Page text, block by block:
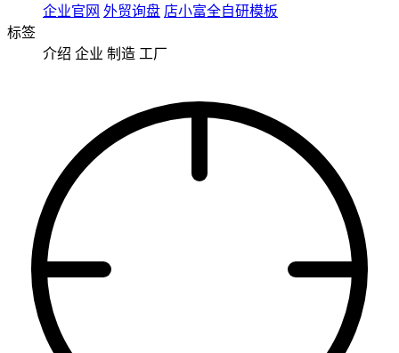
企业官网 外贸询盘 店小富全自研模板
标签
介绍 企业 制造 工厂